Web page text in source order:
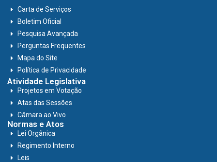
Carta de Serviços
Boletim Oficial
Pesquisa Avançada
Perguntas Frequentes
Mapa do Site
Política de Privacidade
Atividade Legislativa
Projetos em Votação
Atas das Sessões
Câmara ao Vivo
Normas e Atos
Lei Orgânica
Regimento Interno
Leis